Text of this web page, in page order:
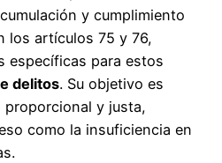
y cumplimiento
los artículos 75 y 76,
específicas para estos
delitos. Su objetivo es
proporcional y justa,
como la insuficiencia en